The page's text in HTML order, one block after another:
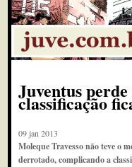
Juventus
classificação
09 jan 2013
Moleque Travesso não teve o
derrotado, complicando a